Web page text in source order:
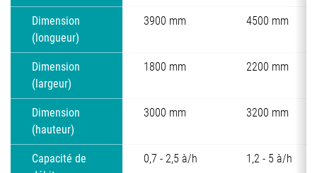
Dimension
(longueur)
3900 mm 4500 mm
Dimension
(largeur)
1800 mm 2200 mm
Dimension
(hauteur)
3000 mm 3200 mm
Capacité de
0,7 - 2,5 à/h 1,2 - 5 à/h